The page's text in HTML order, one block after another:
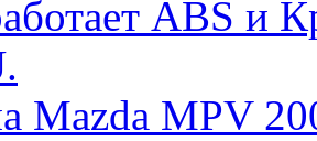
ABS и
Mazda MPV